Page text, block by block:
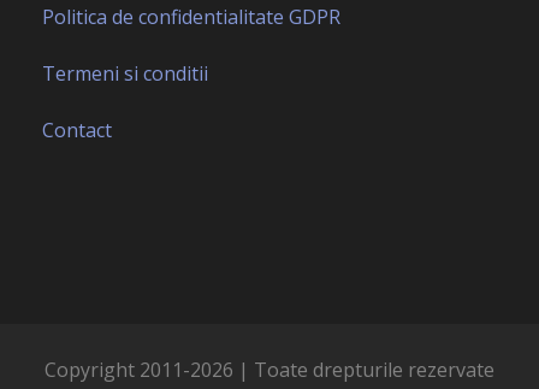
Politica de confidentialitate GDPR
Termeni si conditii
Contact
Copyright 2011-2026 | Toate drepturile rezervate